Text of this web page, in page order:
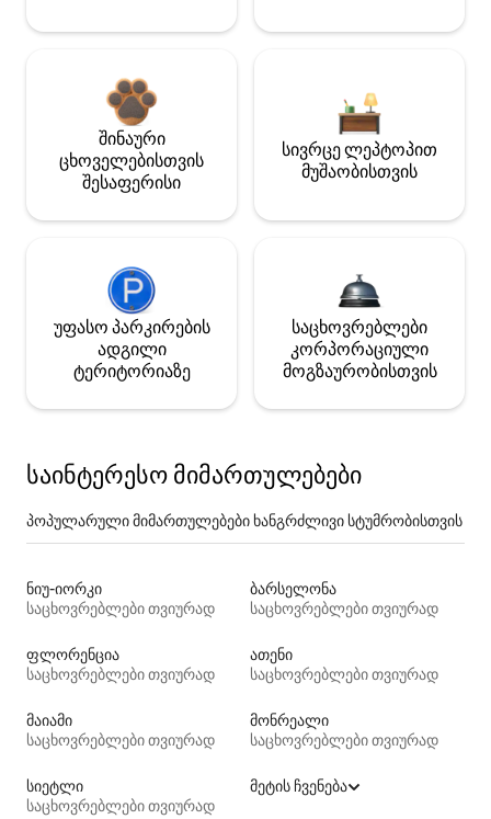
შინაური
ცხოველებისთვის
შესაფერისი
სივრცე ლეპტოპით
მუშაობისთვის
უფასო პარკირების
ადგილი
ტერიტორიაზე
საცხოვრებლები
კორპორაციული
მოგზაურობისთვის
საინტერესო მიმართულებები
პოპულარული მიმართულებები ხანგრძლივი სტუმრობისთვის
ნიუ-იორკი
საცხოვრებლები თვიურად
ბარსელონა
საცხოვრებლები თვიურად
ფლორენცია
საცხოვრებლები თვიურად
ათენი
საცხოვრებლები თვიურად
მაიამი
საცხოვრებლები თვიურად
მონრეალი
საცხოვრებლები თვიურად
სიეტლი
საცხოვრებლები თვიურად
მეტის ჩვენება